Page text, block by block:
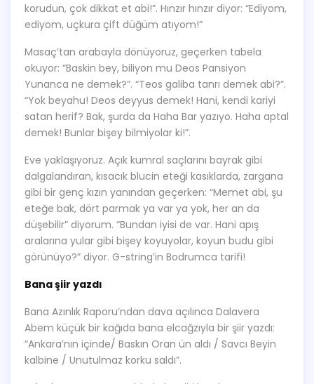
korudun, çok dikkat et abi!”. Hınzır hınzır diyor: “Ediyom,
ediyom, uçkura çift düğüm atıyom!”
Masaç’tan arabayla dönüyoruz, geçerken tabela
okuyor: “Baskin bey, biliyon mu Deos Pansiyon
Yunanca ne demek?”. “Teos galiba tanrı demek abi?”.
“Yok beyahu! Deos deyyus demek! Hani, kendi kariyi
satan herif? Bak, şurda da Haha Bar yazıyo. Haha aptal
demek! Bunlar bişey bilmiyolar ki!”.
Eve yaklaşıyoruz. Açık kumral saçlarını bayrak gibi
dalgalandıran, kısacık blucin eteği kasıklarda, zargana
gibi bir genç kızın yanından geçerken: “Memet abi, şu
eteğe bak, dört parmak ya var ya yok, her an da
düşebilir” diyorum. “Bundan iyisi de var. Hani apış
aralarına yular gibi bişey koyuyolar, koyun budu gibi
görünüyo?” diyor. G-string’in Bodrumca tarifi!
Bana şiir yazdı
Bana Azınlık Raporu’ndan dava açılınca Dalavera
Abem küçük bir kağıda bana elcağzıyla bir şiir yazdı:
“Ankara’nın içinde/ Baskın Oran ün aldı / Savcı Beyin
kalbine / Unutulmaz korku saldı”.